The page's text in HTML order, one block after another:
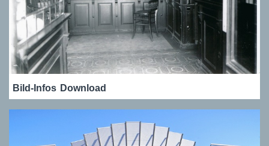
Bild-Infos Download